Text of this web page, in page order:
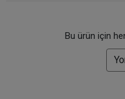
Bu ürün için